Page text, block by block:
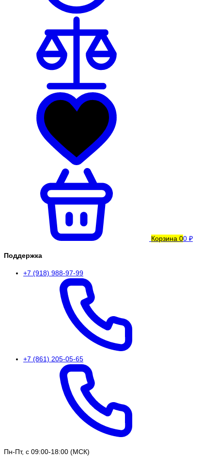
Корзина 00 ₽
Поддержка
+7 (918) 988-97-99
+7 (861) 205-05-65
Пн-Пт, с 09:00-18:00 (МСК)